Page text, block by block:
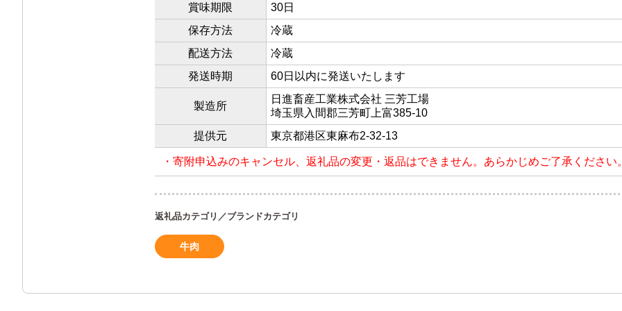
賞味期限
30日
保存方法
冷蔵
配送方法
冷蔵
発送時期
60日以内に発送いたします
製造所
日進畜産工業株式会社 三芳工場
埼玉県入間郡三芳町上富385-10
提供元
東京都港区東麻布2-32-13
・寄附申込みのキャンセル、返礼品の変更・返品はできません。あらかじめご了承ください
返礼品カテゴリ／ブランドカテゴリ
牛肉